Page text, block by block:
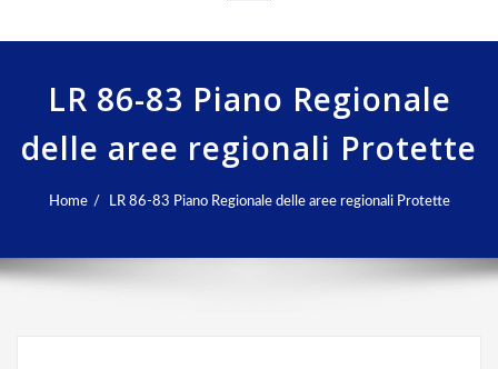
LR 86-83 Piano Regionale
delle aree regionali Protette
Home LR 86-83 Piano Regionale delle aree regionali Protette